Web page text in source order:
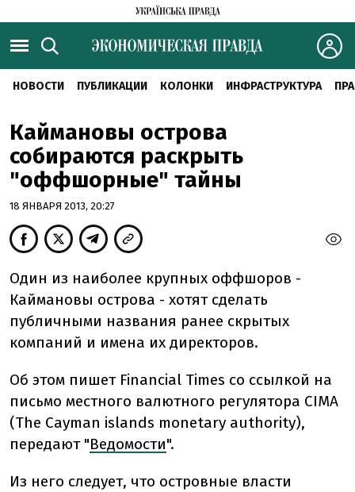
НОВОСТИ ПУБЛИКАЦИИ КОЛОНКИ ИНФРАСТРУКТУРА
Каймановы острова
собираются раскрыть
"оффшорные" тайны
18 ЯНВАРЯ 2013, 20:27
Один из наиболее крупных оффшоров -
Каймановы острова - хотят сделать
публичными названия ранее скрытых
компаний и имена их директоров.
Об этом пишет Financial Times со ссылкой на
письмо местного валютного регулятора CIMA
(The Cayman islands monetary authority),
передают "Ведомости".
Из него следует, что островные власти